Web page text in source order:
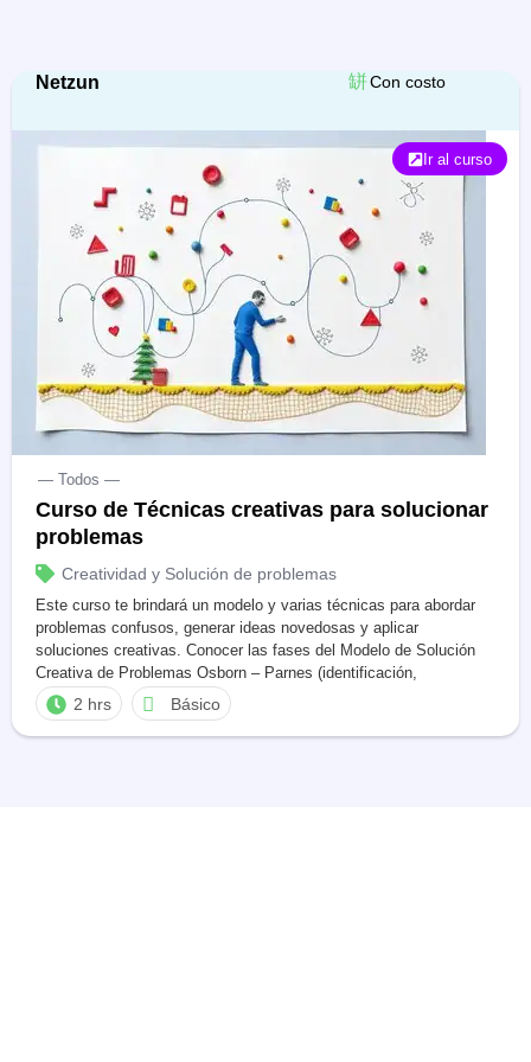
Netzun Con costo
Ir al curso
— Todos —
Curso de Técnicas creativas para solucionar
problemas
Creatividad y Solución de problemas
Este curso te brindará un modelo y varias técnicas para abordar
problemas confusos, generar ideas novedosas y aplicar
soluciones creativas. Conocer las fases del Modelo de Solución
Creativa de Problemas Osborn – Parnes (identificación,
generación y selección de ideas creativas).
2 hrs Básico